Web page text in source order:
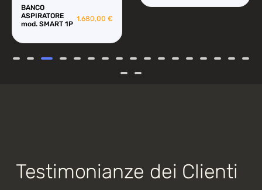
Scopri cosa dicono di noi i nostri clienti della loro
esperienza unica con i nostri prodotti e servizi.